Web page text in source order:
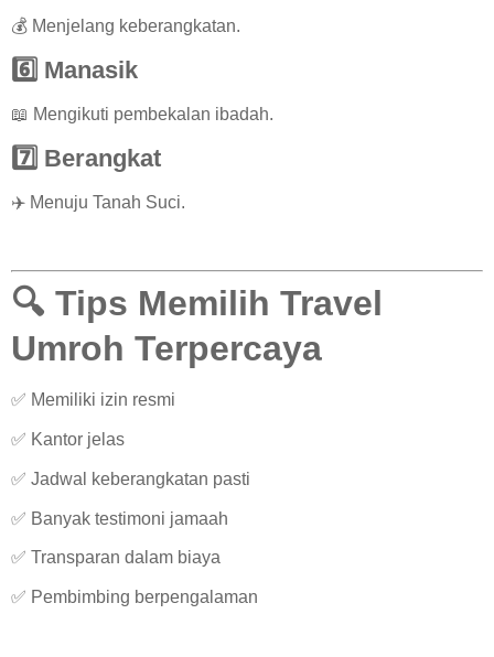
💰 Menjelang keberangkatan.
6️⃣ Manasik
📖 Mengikuti pembekalan ibadah.
7️⃣ Berangkat
✈️ Menuju Tanah Suci.
🔍 Tips Memilih Travel
Umroh Terpercaya
✅ Memiliki izin resmi
✅ Kantor jelas
✅ Jadwal keberangkatan pasti
✅ Banyak testimoni jamaah
✅ Transparan dalam biaya
✅ Pembimbing berpengalaman